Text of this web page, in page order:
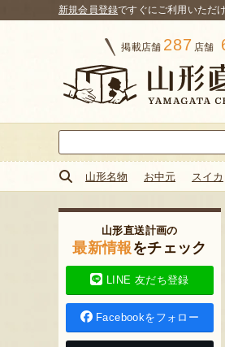
新規会員登録ですぐにご利用いただ
掲載店舗 287 店舗
索:
山形名物 お中元 スイカ
山形直送計画の
最新情報をチェック
LINE 友だち登録
Facebookをフォロー